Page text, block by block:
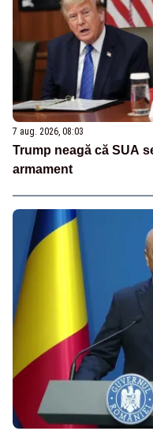
7 aug. 2026, 08:03
Trump neagă că SUA
armament